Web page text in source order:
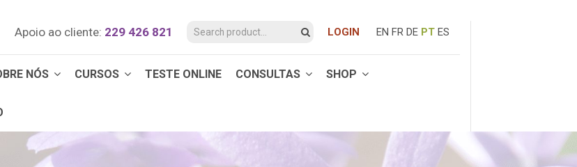
Apoio ao cliente: 229 426 821 LOGIN EN FR DE PT ES
NÓS CURSOS TESTE ONLINE CONSULTAS SHOP